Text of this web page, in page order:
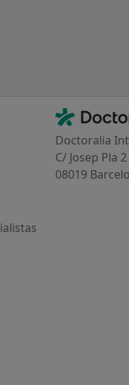
Doctoralia -
Doctoralia
C/ Josep Pla
08019